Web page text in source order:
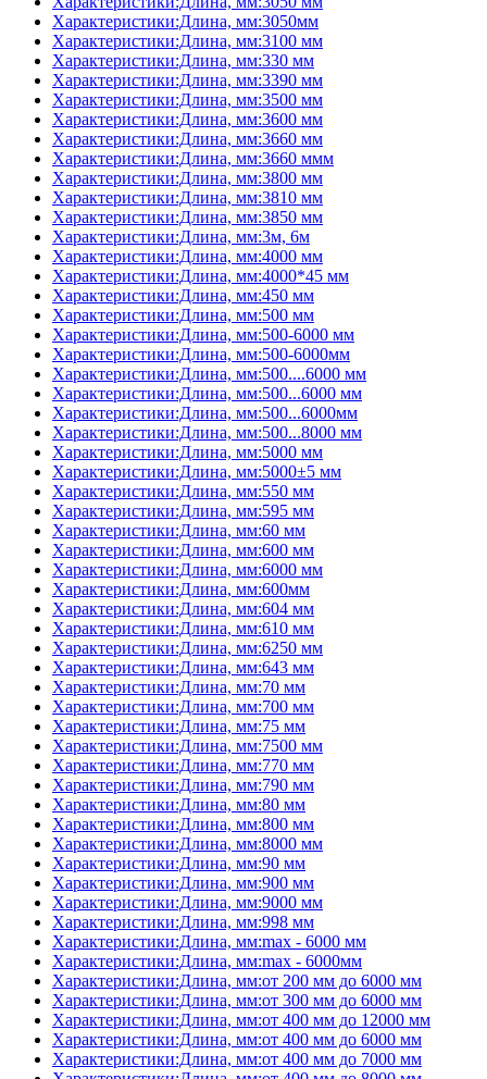
Характеристики:Длина, мм:3050мм
Характеристики:Длина, мм:3100 мм
Характеристики:Длина, мм:330 мм
Характеристики:Длина, мм:3390 мм
Характеристики:Длина, мм:3500 мм
Характеристики:Длина, мм:3600 мм
Характеристики:Длина, мм:3660 мм
Характеристики:Длина, мм:3660 ммм
Характеристики:Длина, мм:3800 мм
Характеристики:Длина, мм:3810 мм
Характеристики:Длина, мм:3850 мм
Характеристики:Длина, мм:3м, 6м
Характеристики:Длина, мм:4000 мм
Характеристики:Длина, мм:4000*45 мм
Характеристики:Длина, мм:450 мм
Характеристики:Длина, мм:500 мм
Характеристики:Длина, мм:500-6000 мм
Характеристики:Длина, мм:500-6000мм
Характеристики:Длина, мм:500....6000 мм
Характеристики:Длина, мм:500...6000 мм
Характеристики:Длина, мм:500...6000мм
Характеристики:Длина, мм:500...8000 мм
Характеристики:Длина, мм:5000 мм
Характеристики:Длина, мм:5000±5 мм
Характеристики:Длина, мм:550 мм
Характеристики:Длина, мм:595 мм
Характеристики:Длина, мм:60 мм
Характеристики:Длина, мм:600 мм
Характеристики:Длина, мм:6000 мм
Характеристики:Длина, мм:600мм
Характеристики:Длина, мм:604 мм
Характеристики:Длина, мм:610 мм
Характеристики:Длина, мм:6250 мм
Характеристики:Длина, мм:643 мм
Характеристики:Длина, мм:70 мм
Характеристики:Длина, мм:700 мм
Характеристики:Длина, мм:75 мм
Характеристики:Длина, мм:7500 мм
Характеристики:Длина, мм:770 мм
Характеристики:Длина, мм:790 мм
Характеристики:Длина, мм:80 мм
Характеристики:Длина, мм:800 мм
Характеристики:Длина, мм:8000 мм
Характеристики:Длина, мм:90 мм
Характеристики:Длина, мм:900 мм
Характеристики:Длина, мм:9000 мм
Характеристики:Длина, мм:998 мм
Характеристики:Длина, мм:max - 6000 мм
Характеристики:Длина, мм:max - 6000мм
Характеристики:Длина, мм:от 200 мм до 6000 мм
Характеристики:Длина, мм:от 300 мм до 6000 мм
Характеристики:Длина, мм:от 400 мм до 12000 мм
Характеристики:Длина, мм:от 400 мм до 6000 мм
Характеристики:Длина, мм:от 400 мм до 7000 мм